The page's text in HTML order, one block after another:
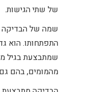
של שתי הגישות.
התפתחותו. הוא
שמתבצעת בגיל
מהמומים, בהם